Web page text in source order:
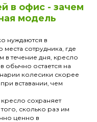
в офис - зачем
модель
нуждаются в
сотрудника, где
в течение дня, кресло
обычно остается на
колесики скорее
вставании, чем
сохраняет
сколько раз им
ценно в